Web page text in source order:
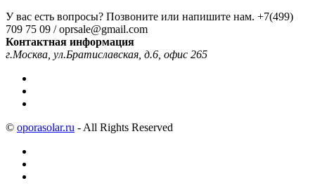
У вас есть вопросы? Позвоните или напишите нам. +7(499)
709 75 09 / oprsale@gmail.com
Контактная информация
г.Москва, ул.Братиславская, д.6, офис 265
© oporasolar.ru - All Rights Reserved